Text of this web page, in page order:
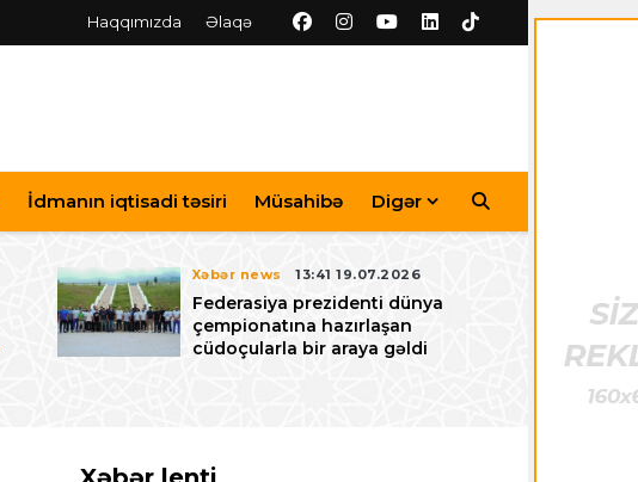
Haqqımızda Əlaqə
İdmanın iqtisadi təsiri Müsahibə Digər
Xəbər news 13:41 19.07.2026
Federasiya prezidenti dünya
çempionatına hazırlaşan
cüdoçularla bir araya gəldi